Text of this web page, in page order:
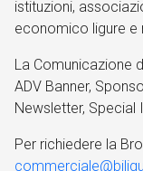
istituzioni,
economico ligure e
La Comunicazione
ADV Banner,
Newsletter, Special
Per richiedere la